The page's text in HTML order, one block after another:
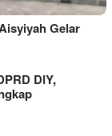
Gelar
DIY,